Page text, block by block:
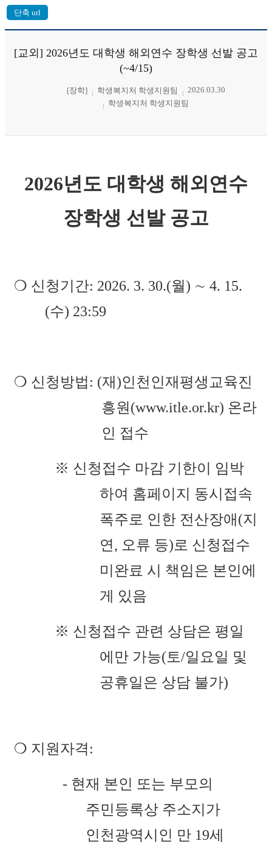
[교외] 2026년도 대학생 해외연수 장학생 선발 공고
(~4/15)
[장학] 학생복지처 학생지원팀
2026.03.30
학생복지처 학생지원팀
2026년도 대학생 해외연수
장학생 선발 공고
❍ 신청기간: 2026. 3. 30.(월) ∼ 4. 15.
(수) 23:59
❍ 신청방법: (재)인천인재평생교육진
흥원(www.itle.or.kr) 온라
인 접수
※ 신청접수 마감 기한이 임박
하여 홈페이지 동시접속
폭주로 인한 전산장애(지
연, 오류 등)로 신청접수
미완료 시 책임은 본인에
게 있음
※ 신청접수 관련 상담은 평일
에만 가능(토/일요일 및
공휴일은 상담 불가)
❍ 지원자격:
- 현재 본인 또는 부모의
주민등록상 주소지가
인천광역시인 만 19세